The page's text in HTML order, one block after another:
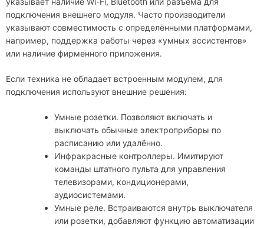
подключения внешнего модуля. Часто производители
указывают совместимость с определёнными платформами,
например, поддержка работы через «умных ассистентов»
или наличие фирменного приложения.
Если техника не обладает встроенным модулем, для
подключения используют внешние решения:
Умные розетки. Позволяют включать и
выключать обычные электроприборы по
расписанию или удалённо.
Инфракрасные контроллеры. Имитируют
команды штатного пульта для управления
телевизорами, кондиционерами,
аудиосистемами.
Умные реле. Встраиваются внутрь выключателя
или розетки, добавляют функцию автоматизации